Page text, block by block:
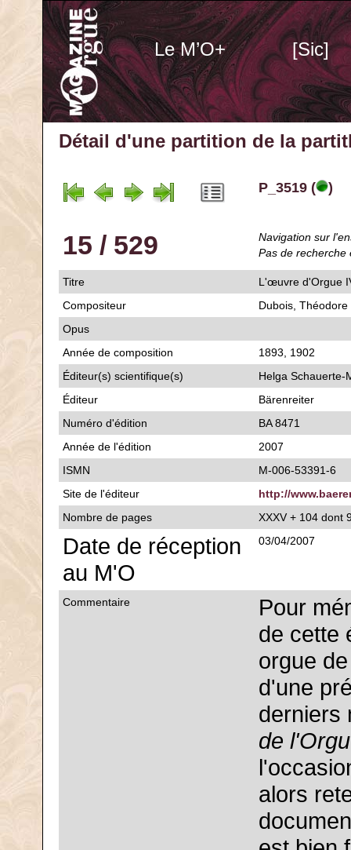
Le M’O+ [Sic]
Détail d'une partition de la
P_3519 ( )
15 / 529
Navigation sur
Pas de recherche
Titre
L'œuvre d'Orgue
Compositeur
Dubois, Théodore
Opus
Année de composition
1893, 1902
Éditeur(s) scientifique(s)
Helga Schauerte-
Éditeur
Bärenreiter
Numéro d'édition
BA 8471
Année de l'édition
2007
ISMN
M-006-53391-6
Site de l'éditeur
http://
Nombre de pages
XXXV + 104 dont
Date de réception
au M'O
03/04/2007
Commentaire
Pour
de cette
orgue
d'une
derniers
de
alors